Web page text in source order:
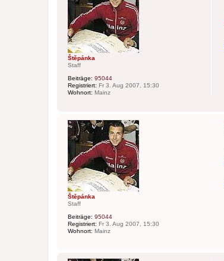
Štěpánka
Staff
Beiträge: 95044
Registriert: Fr 3. Aug 2007, 15:30
Wohnort: Mainz
Štěpánka
Staff
Beiträge: 95044
Registriert: Fr 3. Aug 2007, 15:30
Wohnort: Mainz